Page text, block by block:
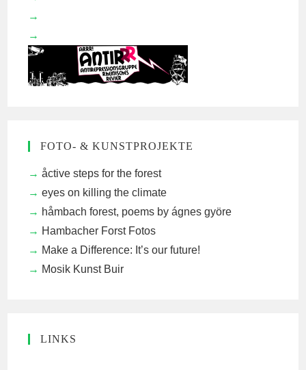
FOTO- & KUNSTPROJEKTE
åctive steps for the forest
eyes on killing the climate
håmbach forest, poems by ágnes györe
Hambacher Forst Fotos
Make a Difference: It’s our future!
Mosik Kunst Buir
LINKS